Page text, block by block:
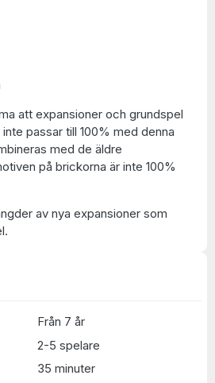
Från 7 år
2-5 spelare
35 minuter
att expansioner och grundspel
passar till 100% med denna
med de äldre
på brickorna är inte 100%
av nya expansioner som